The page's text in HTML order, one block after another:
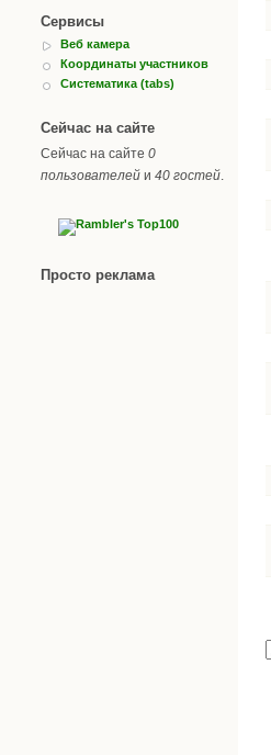
Сервисы
Веб камера
Координаты участников
Систематика (tabs)
Сейчас на сайте
Сейчас на сайте 0
пользователей и 40 гостей
Просто реклама